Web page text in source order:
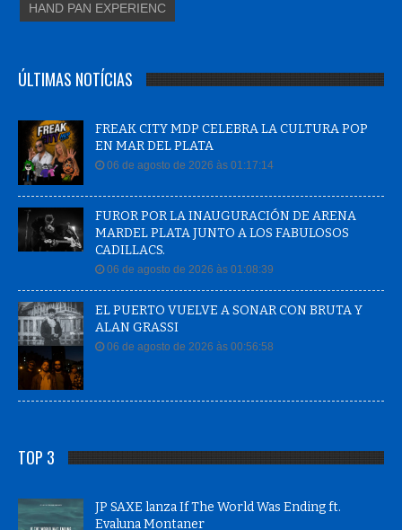
HAND PAN EXPERIENC
ÚLTIMAS NOTÍCIAS
FREAK CITY MDP CELEBRA LA CULTURA POP
EN MAR DEL PLATA
06 de agosto de 2026 às 01:17:14
FUROR POR LA INAUGURACIÓN DE ARENA
MARDEL PLATA JUNTO A LOS FABULOSOS
CADILLACS.
06 de agosto de 2026 às 01:08:39
EL PUERTO VUELVE A SONAR CON BRUTA Y
ALAN GRASSI
06 de agosto de 2026 às 00:56:58
TOP 3
JP SAXE lanza If The World Was Ending ft.
Evaluna Montaner